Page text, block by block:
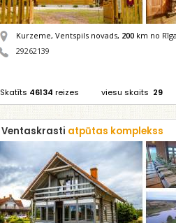
Kurzeme, Ventspils novads, 200 km no
29262139
Skatīts 46134 reizes viesu skaits 29
Ventaskrasti atpūtas komplekss